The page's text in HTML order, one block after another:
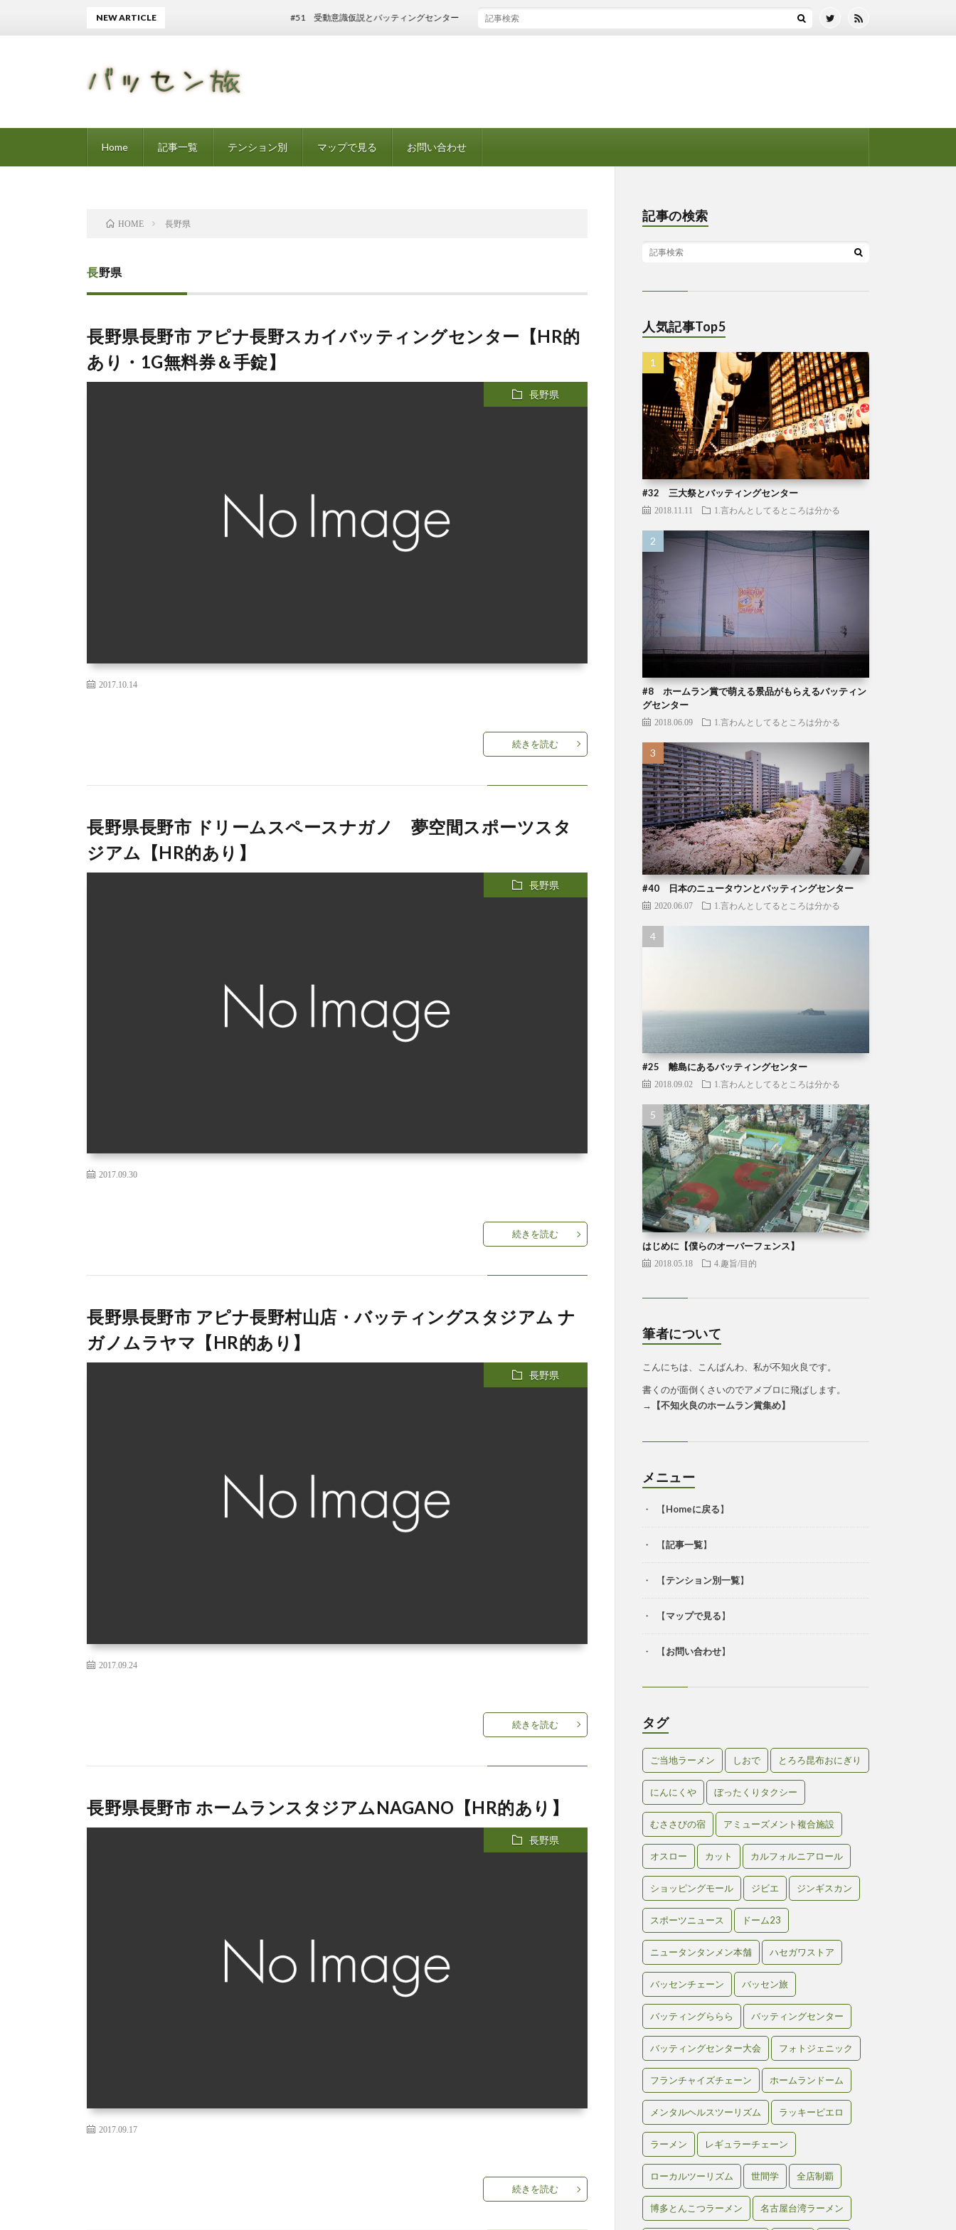
Home 記事一覧 テンション別 マップで見る お問い合わせ
NEW ARTICLE #51 受動意識仮説とバッティングセンター
HOME 長野県
長野県
長野県長野市 アピナ長野スカイバッティングセンター【HR的
あり・1G無料券＆手錠】
長野県
2017.10.14
続きを読む
長野県長野市 ドリームスペースナガノ 夢空間スポーツスタ
ジアム【HR的あり】
長野県
2017.09.30
続きを読む
長野県長野市 アピナ長野村山店・バッティングスタジアム ナ
ガノムラヤマ【HR的あり】
長野県
2017.09.24
続きを読む
長野県長野市 ホームランスタジアムNAGANO【HR的あり】
長野県
2017.09.17
続きを読む
記事の検索
人気記事Top5
#32 三大祭とバッティングセンター
2018.11.11 1.言わんとしてるところは分かる
#8 ホームラン賞で萌える景品がもらえるバッティン
グセンター
2018.06.09 1.言わんとしてるところは分かる
#40 日本のニュータウンとバッティングセンター
2020.06.07 1.言わんとしてるところは分かる
#25 離島にあるバッティングセンター
2018.09.02 1.言わんとしてるところは分かる
はじめに【僕らのオーバーフェンス】
2018.05.18 4.趣旨/目的
筆者について
こんにちは、こんばんわ、私が不知火良です。
書くのが面倒くさいのでアメブロに飛ばします。
→
【不知火良のホームラン賞集め】
メニュー
【Homeに戻る】
【記事一覧】
【テンション別一覧】
【マップで見る】
【お問い合わせ】
タグ
ご当地ラーメン しおで とろろ昆布おにぎり
にんにくや ぼったくりタクシー
むささびの宿 アミューズメント複合施設
オスロー カット カルフォルニアロール
ショッピングモール ジビエ ジンギスカン
スポーツニュース ドーム23
ニュータンタンメン本舗 ハセガワストア
バッセンチェーン バッセン旅
バッティングららら バッティングセンター
バッティングセンター大会 フォトジェニック
フランチャイズチェーン ホームランドーム
メンタルヘルスツーリズム ラッキーピエロ
ラーメン レギュラーチェーン
ローカルツーリズム 世間学 全店制覇
博多とんこつラーメン 名古屋台湾ラーメン